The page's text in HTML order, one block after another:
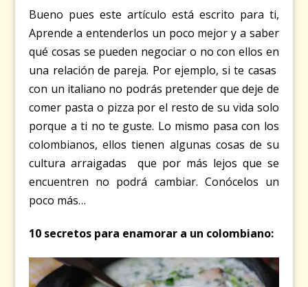
Bueno pues este artículo está escrito para ti,
Aprende a entenderlos un poco mejor y a saber
qué cosas se pueden negociar o no con ellos en
una relación de pareja. Por ejemplo, si te casas
con un italiano no podrás pretender que deje de
comer pasta o pizza por el resto de su vida solo
porque a ti no te guste. Lo mismo pasa con los
colombianos, ellos tienen algunas cosas de su
cultura arraigadas que por más lejos que se
encuentren no podrá cambiar. Conócelos un
poco más…
10 secretos para enamorar a un colombiano: